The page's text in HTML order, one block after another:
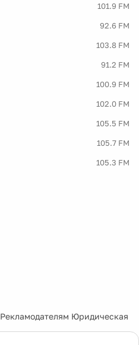
101.9 FM
92.6 FM
103.8 FM
91.2 FM
100.9 FM
102.0 FM
105.5 FM
105.7 FM
105.3 FM
Рекламодателям Юридическая